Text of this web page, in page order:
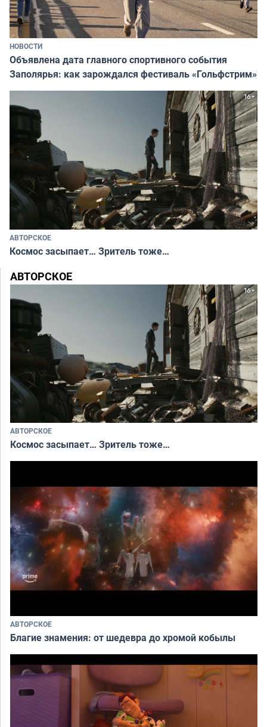
НОВОСТИ
Объявлена дата главного спортивного события
Заполярья: как зарождался фестиваль «Гольфстрим»
АВТОРСКОЕ
Космос засыпает… Зритель тоже…
АВТОРСКОЕ
АВТОРСКОЕ
Космос засыпает… Зритель тоже…
АВТОРСКОЕ
Благие знамения: от шедевра до хромой кобылы